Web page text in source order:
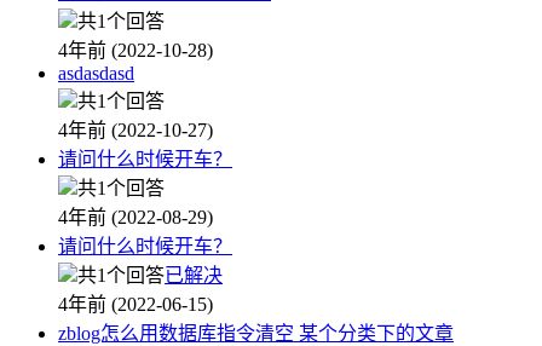
共1个回答
4年前 (2022-10-28)
asdasdasd
共1个回答
4年前 (2022-10-27)
请问什么时候开车？
共1个回答
4年前 (2022-08-29)
请问什么时候开车？
共1个回答已解决
4年前 (2022-06-15)
zblog怎么用数据库指令清空 某个分类下的文章